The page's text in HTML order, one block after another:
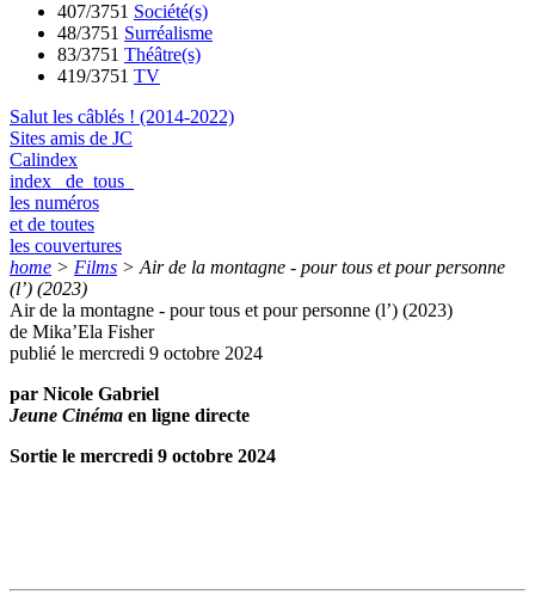
407/3751 Société(s)
48/3751 Surréalisme
83/3751 Théâtre(s)
419/3751 TV
Salut les câblés ! (2014-2022)
Sites amis de JC
Calindex
index de tous
les numéros
et de toutes
les couvertures
home > Films > Air de la montagne - pour tous et pour personne
(l’) (2023)
Air de la montagne - pour tous et pour personne (l’) (2023)
de Mika’Ela Fisher
publié le mercredi 9 octobre 2024
par Nicole Gabriel
Jeune Cinéma en ligne directe
Sortie le mercredi 9 octobre 2024